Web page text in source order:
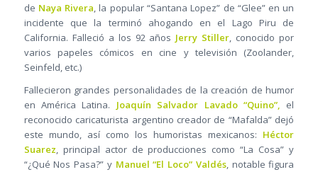
de Naya Rivera, la popular “Santana Lopez” de “Glee” en un
incidente que la terminó ahogando en el Lago Piru de
California. Falleció a los 92 años Jerry Stiller, conocido por
varios papeles cómicos en cine y televisión (Zoolander,
Seinfeld, etc.)
Fallecieron grandes personalidades de la creación de humor
en América Latina. Joaquín Salvador Lavado “Quino”, el
reconocido caricaturista argentino creador de “Mafalda” dejó
este mundo, así como los humoristas mexicanos: Héctor
Suarez, principal actor de producciones como “La Cosa” y
“¿Qué Nos Pasa?” yManuel “El Loco” Valdés, notable figura